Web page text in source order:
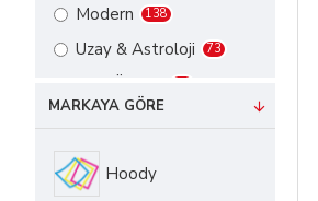
Modern 138
Uzay & Astroloji 73
Psikedelik
Sanat Eserleri
MARKAYA GÖRE
Hoody